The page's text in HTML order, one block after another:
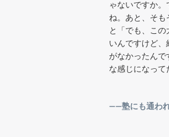
ゃないですか
ね。あと、そも
と「でも、こ
いんですけど、
がなかったんで
な感じになって
――塾にも通わ